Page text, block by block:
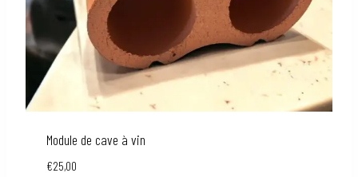
Module de cave à vin
€25,00